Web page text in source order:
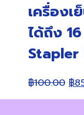
เครื่องเ
ได้ถึง
Stapler
฿100.00 ฿